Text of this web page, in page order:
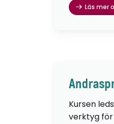
Läs mer
Kursen
verktyg